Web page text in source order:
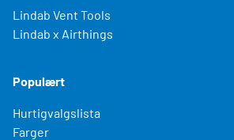
Lindab Vent Tools
Lindab x Airthings
Populært
Hurtigvalgslista
Farger